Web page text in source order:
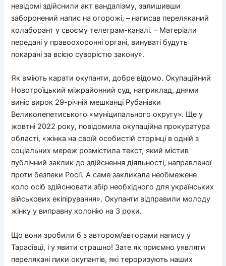
невідомі здійснили акт вандалізму, залишивши
заборонений напис на огорожі, – написав переляканий
колаборант у своєму телеграм-каналі. – Матеріали
передані у правоохоронні органі, винуваті будуть
покарані за всією суворістю закону».
Як вміють карати окупанти, добре відомо. Окупаційний
Новотроїцький міжрайонний суд, наприклад, днями
виніс вирок 29-річній мешканці Рубанівки
Великолепетиського «муніципального округу». Ще у
жовтні 2022 року, повідомила окупаційна прокуратура
області, «жінка на своїй особистій сторінці в одній з
соціальних мереж розмістила текст, який містив
публічний заклик до здійснення діяльності, направленої
проти безпеки Росії. А саме закликала необмежене
коло осіб здійснювати збір необхідного для українських
військових екіпірування». Окупанти відправили молоду
жінку у виправну колонію на 3 роки.
Що вони зробили б з автором/авторами напису у
Тарасівці, і у явити страшно! Зате як приємно уявляти
перелякані пики окупантів, які тероризують наших